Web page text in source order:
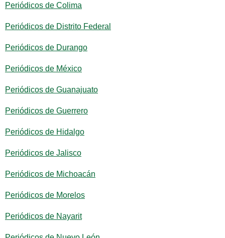
Periódicos de Colima
Periódicos de Distrito Federal
Periódicos de Durango
Periódicos de México
Periódicos de Guanajuato
Periódicos de Guerrero
Periódicos de Hidalgo
Periódicos de Jalisco
Periódicos de Michoacán
Periódicos de Morelos
Periódicos de Nayarit